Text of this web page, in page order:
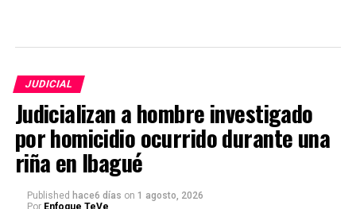
JUDICIAL
Judicializan a hombre investigado
por homicidio ocurrido durante una
riña en Ibagué
Published hace6 días on 1 agosto, 2026
Por Enfoque TeVe